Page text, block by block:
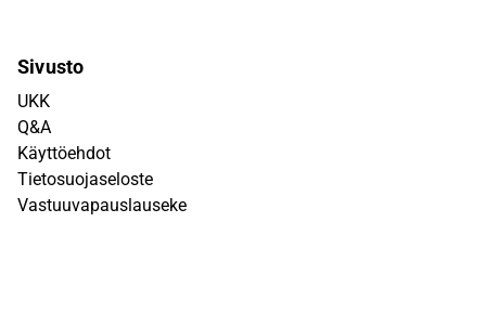
Sivusto
UKK
Q&A
Käyttöehdot
Tietosuojaseloste
Vastuuvapauslauseke